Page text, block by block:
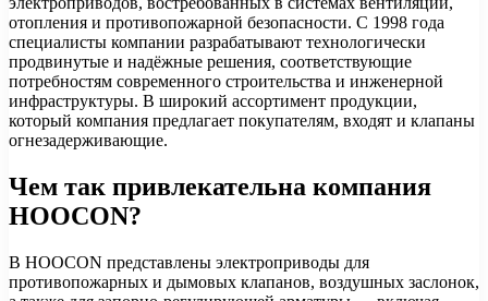
отопления и противопожарной безопасности. С 1998 года
специалисты компании разрабатывают технологически
продвинутые и надёжные решения, соответствующие
потребностям современного строительства и инженерной
инфраструктуры. В широкий ассортимент продукции,
который компания предлагает покупателям, входят и клапаны
огнезадерживающие.
Чем так привлекательна компания
HOOCON?
В HOOCON представлены электроприводы для
противопожарных и дымовых клапанов, воздушных заслонок,